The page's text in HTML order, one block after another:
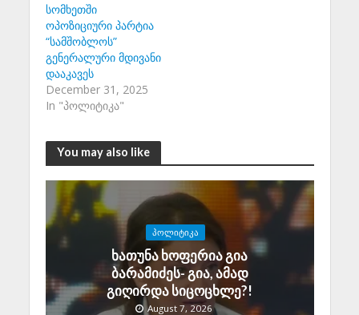
სომხეთში
ოპოზიციური პარტია
“სამშობლოს”
გენერალური მდივანი
დააკავეს
December 31, 2025
In "პოლიტიკა"
You may also like
ᲞᲝᲚᲘᲢᲘᲙᲐ
ხათუნა ხოფერია გია
ბარამიძეს- გია, ამად
გიღირდა სიცოცხლე?!
August 7, 2026